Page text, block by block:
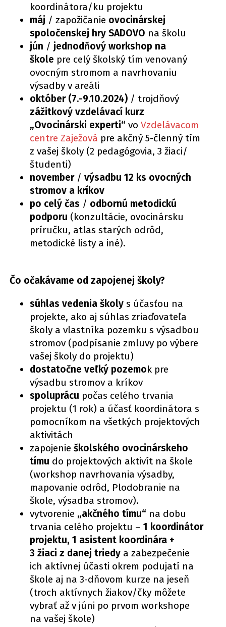
koordinátora/ku projektu
máj / zapožičanie ovocinárskej
spoločenskej hry SADOVO na školu
jún / jednodňový workshop na
škole pre celý školský tím venovaný
ovocným stromom a navrhovaniu
výsadby v areáli
október (7.-9.10.2024) / trojdňový
zážitkový vzdelávací kurz
„Ovocinárski experti“ voVzdelávacom
centre Zaježová pre akčný 5-členný tím
z vašej školy (2 pedagógovia, 3 žiaci/
študenti)
november / výsadbu 12 ks ovocných
stromov a kríkov
po celý čas / odbornú metodickú
podporu (konzultácie, ovocinársku
príručku, atlas starých odrôd,
metodické listy a iné).
Čo očakávame od zapojenej školy?
súhlas vedenia školy s účasťou na
projekte, ako aj súhlas zriaďovateľa
školy a vlastníka pozemku s výsadbou
stromov (podpísanie zmluvy po výbere
vašej školy do projektu)
dostatočne veľký pozemok pre
výsadbu stromov a kríkov
spoluprácu počas celého trvania
projektu (1 rok) a účasť koordinátora s
pomocníkom na všetkých projektových
aktivitách
zapojenieškolského ovocinárskeho
tímu do projektových aktivít na škole
(workshop navrhovania výsadby,
mapovanie odrôd, Plodobranie na
škole, výsadba stromov).
vytvorenie „akčného tímu“ na dobu
trvania celého projektu –1 koordinátor
projektu, 1 asistent koordinára +
3 žiaci z danej triedy a zabezpečenie
ich aktívnej účasti okrem podujatí na
škole aj na 3-dňovom kurze na jeseň
(troch aktívnych žiakov/čky môžete
vybrať až v júni po prvom workshope
na vašej škole)